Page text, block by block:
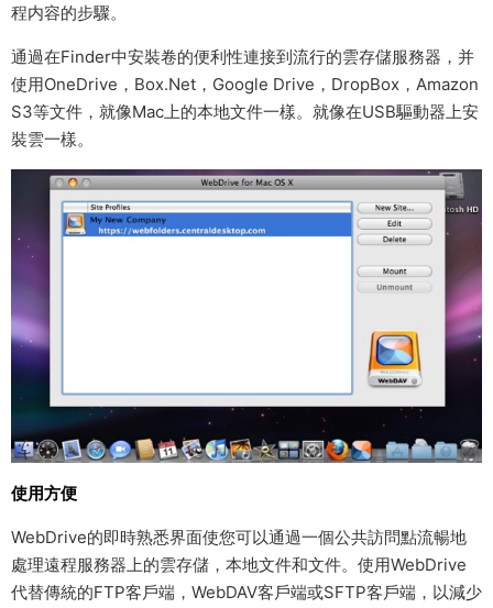
程内容的步驟。
通過在Finder中安裝卷的便利性連接到流行的雲存儲服務器，并
使用OneDrive，Box.Net，Google Drive，DropBox，Amazon
S3等文件，就像Mac上的本地文件一樣。就像在USB驅動器上安
裝雲一樣。
使用方便
WebDrive的即時熟悉界面使您可以通過一個公共訪問點流暢地
處理遠程服務器上的雲存儲，本地文件和文件。使用WebDrive
代替傳統的FTP客戶端，WebDAV客戶端或SFTP客戶端，以減少